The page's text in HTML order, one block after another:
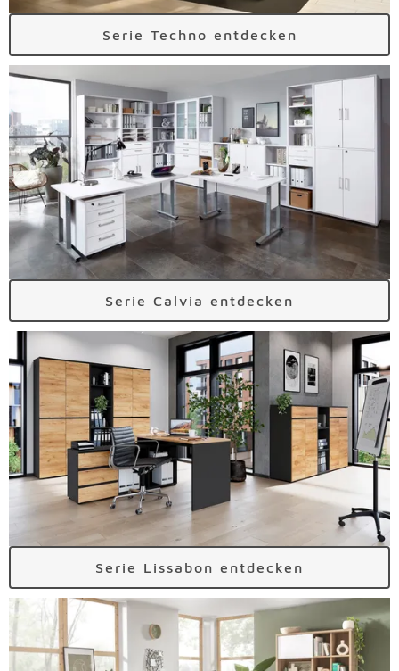
Serie Techno entdecken
Serie Calvia entdecken
Serie Lissabon entdecken